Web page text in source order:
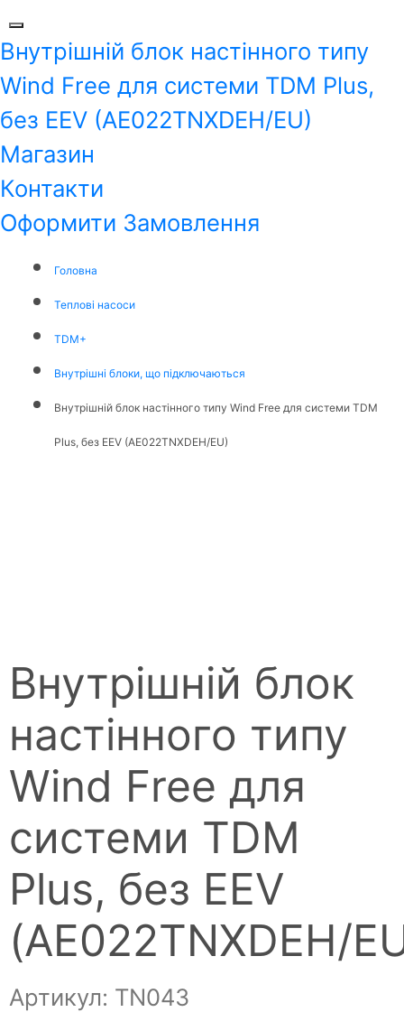
Внутрішній блок настінного типу
Wind Free для системи TDM Plus,
без EEV (AE022TNXDEH/EU)
Магазин
Контакти
Оформити Замовлення
Головна
Теплові насоси
TDM+
Внутрішні блоки, що підключаються
Внутрішній блок настінного типу Wind Free для системи TDM
Plus, без EEV (AE022TNXDEH/EU)
Внутрішній блок
настінного типу
Wind Free для
системи TDM
Plus, без EEV
(AE022TNXDEH/
Артикул: ТN043